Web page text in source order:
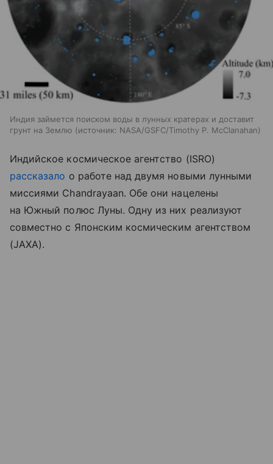
Индия займется поиском воды в лунных кратерах и доставит
грунт на Землю
источник: NASA/GSFC/Timothy P. McClanahan
Индийское космическое агентство (ISRO)
рассказало о работе над двумя новыми лунными
миссиями Chandrayaan. Обе они нацелены
на Южный полюс Луны. Одну из них реализуют
совместно с Японским космическим агентством
(JAXA).